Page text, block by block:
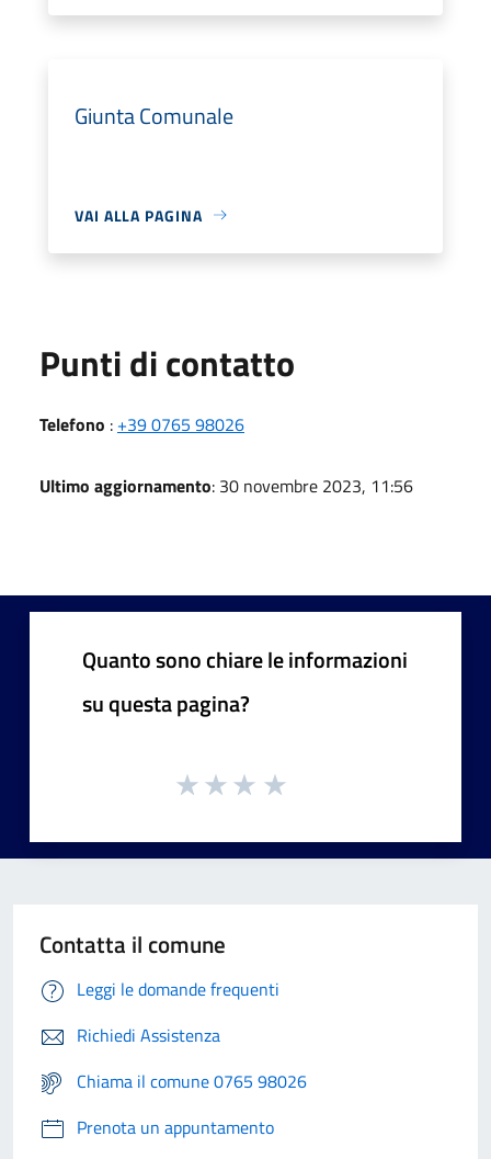
Giunta Comunale
VAI ALLA PAGINA
Punti di contatto
Telefono : +39 0765 98026
Ultimo aggiornamento: 30 novembre 2023, 11:56
Quanto sono chiare le informazioni
su questa pagina?
Contatta il comune
Leggi le domande frequenti
Richiedi Assistenza
Chiama il comune 0765 98026
Prenota un appuntamento